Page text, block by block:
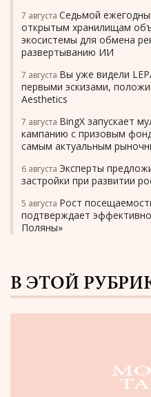
7 августа Седьмой
открытым хранилищам
экосистемы для обмена
развертыванию ИИ
7 августа Вы уже видели
первыми эскизами,
Aesthetics
7 августа BingX запускает
кампанию с призовым
самым актуальным
6 августа Эксперты
застройки при развитии
5 августа Рост
подтверждает
Поляны»
В ЭТОЙ